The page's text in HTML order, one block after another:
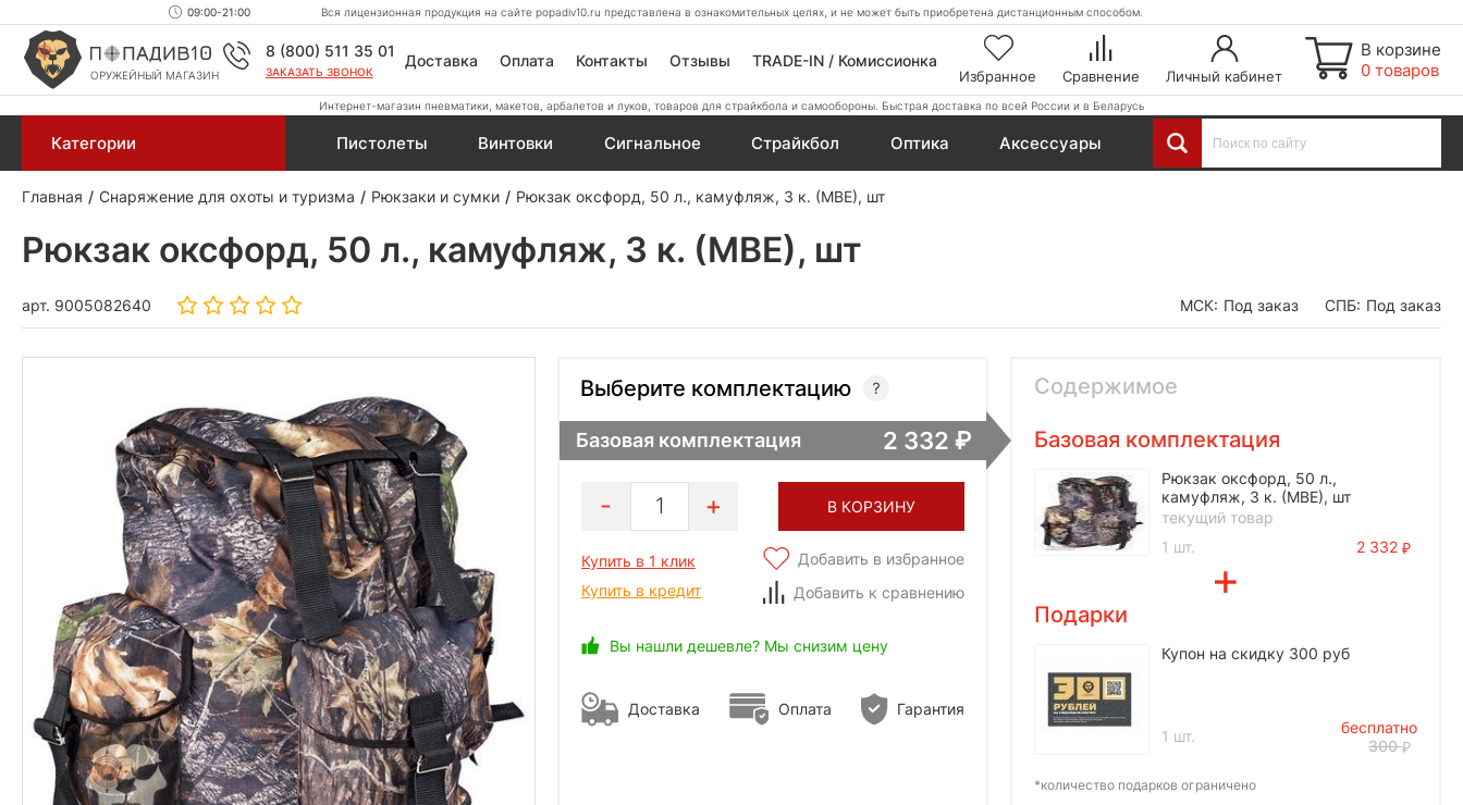
09:00-21:00 Вся лицензионная продукция на сайте popadiv10.ru представлена в ознакомительных целях, и не может быть приобретена дистанционным способом.
ОРУЖЕЙНЫЙ МАГАЗИН
8 (800) 511 35 01
ЗАКАЗАТЬ ЗВОНОК
Доставка Оплата Контакты Отзывы TRADE-IN / Комиссионка
Избранное Сравнение Личный кабинет
В корзине
0 товаров
Интернет-магазин пневматики, макетов, арбалетов и луков, товаров для страйкбола и самообороны. Быстрая доставка по всей России и в Беларусь
Категории Пистолеты Винтовки Сигнальное Страйкбол Оптика Аксессуары
Главная Снаряжение для охоты и туризма Рюкзаки и сумки Рюкзак оксфорд, 50 л., камуфляж, 3 к. (МВЕ), шт
Рюкзак оксфорд, 50 л., камуфляж, 3 к. (МВЕ), шт
арт. 9005082640 МСК: Под заказ СПБ: Под заказ
Выберите комплектацию
Базовая комплектация 2 332
1 В КОРЗИНУ
Купить в 1 клик
Купить в кредит
Добавить в избранное
Добавить к сравнению
Вы нашли дешевле? Мы снизим цену
Доставка Оплата Гарантия
Содержимое
Базовая комплектация
Рюкзак оксфорд, 50 л.,
камуфляж, 3 к. (МВЕ), шт
текущий товар
1 шт.
2 332
Подарки
Купон на скидку 300 руб
1 шт.
бесплатно
300
*количество подарков ограничено